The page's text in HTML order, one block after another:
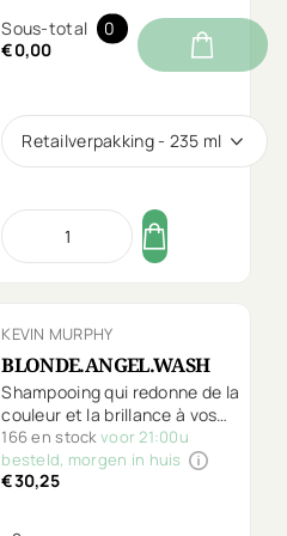
Sous-total
0
€0,00
Retailverpakking - 235 ml
KEVIN MURPHY
BLONDE.ANGEL.WASH
Shampooing qui redonne de la
couleur et la brillance à vos
cheveux blonds et/ou gris.
166 en stock voor 21:00u
besteld, morgen in huis
€30,25